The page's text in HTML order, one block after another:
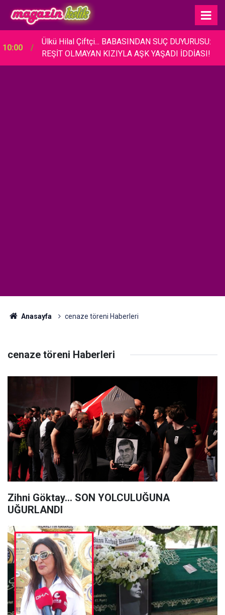
10:00
Ülkü Hilal Çiftçi... BABASINDAN SUÇ DUYURUSU:
REŞİT OLMAYAN KIZIYLA AŞK YAŞADI İDDİASI!
Anasayfa cenaze töreni Haberleri
cenaze töreni Haberleri
Zihni Göktay… SON YOLCULUĞUNA
UĞURLANDI